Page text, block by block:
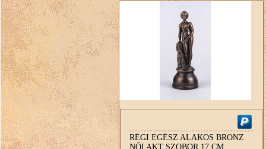
RÉGI EGÉSZ ALAKOS BRONZ
NŐI AKT SZOBOR 17 CM